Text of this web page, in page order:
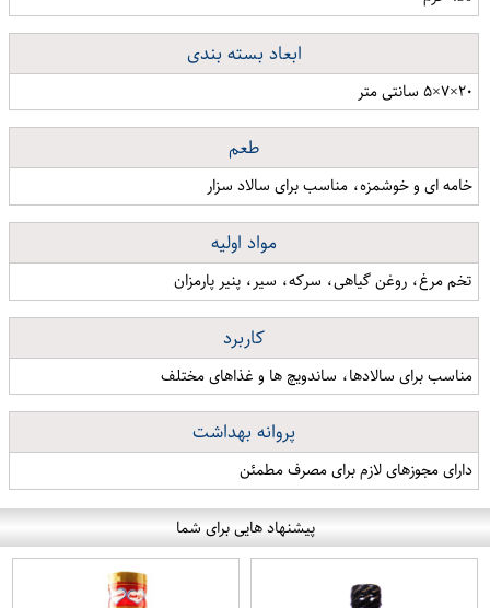
ابعاد بسته بندی
۲۰×۷×۵ سانتی متر
طعم
خامه ای و خوشمزه، مناسب برای سالاد سزار
مواد اولیه
تخم مرغ، روغن گیاهی، سرکه، سیر، پنیر پارمزان
کاربرد
مناسب برای سالادها، ساندویچ ها و غذاهای مختلف
پروانه بهداشت
دارای مجوزهای لازم برای مصرف مطمئن
پیشنهاد هایی برای شما